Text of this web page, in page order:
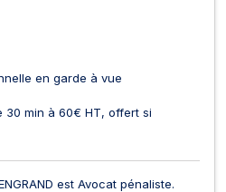
en garde à vue
30 min à 60€ HT, offert si
est Avocat pénaliste.